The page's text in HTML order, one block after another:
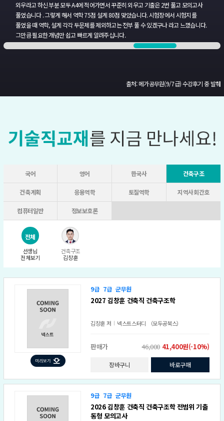
외우라고 하신부분 모두 A4에 적어가면서 꾸준히 외우고 기출은 2번 풀고모의고사
풀었습니다 . 그렇게 해서 역학 75점 설계 80점 맞았습니다. 시험장에서시험지를
풀었을 때 역학, 설계 각각 두문제를 제외하고는 전부풀 수 있겠구나 라고 느꼈습니다.
그만큼 필요한 개념만 쉽고 빠르게 알려주십니다.
출처: 메가공무원(9/7급) 수강후기 중 발췌
국어 영어 한국사 건축구조
건축계획 응용역학 토질역학 지역사회간호
컴퓨터일반 정보보호론
전체
선생님
전체보기
건축구조
김창훈
9급 7급 군무원
2027 김창훈 건축직 건축구조학
김창훈저 넥스트스터디 （모두공북스）
판매가 46,00041,400원(-10%)
장바구니 바로구매
9급 7급 군무원
2026 김창훈 건축직 건축구조학 전범위 기출
동형 모의고사